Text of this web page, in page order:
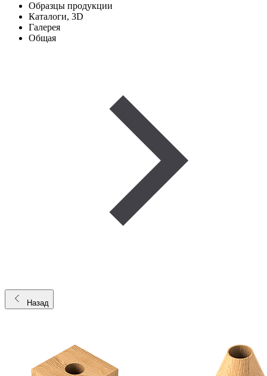
Образцы продукции
Каталоги, 3D
Галерея
Общая
Назад